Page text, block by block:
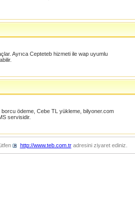
Ayrıca Cepteteb hizmeti ile wap uyumlu
borcu ödeme, Cebe TL yükleme, bilyoner.com
servisidir.
http://www.teb.com.tradresini ziyaret ediniz.